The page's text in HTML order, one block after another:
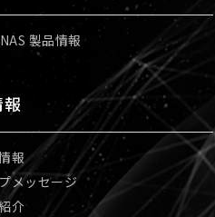
製品情報
報
メッセージ
介